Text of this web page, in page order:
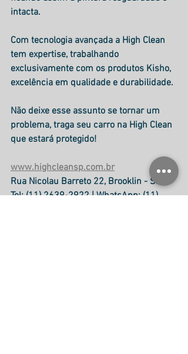
intacta.
Com tecnologia avançada a High Clean
tem expertise, trabalhando
exclusivamente com os produtos Kisho,
excelência em qualidade e durabilidade.
Não deixe esse assunto se tornar um
problema, traga seu carro na High Clean
que estará protegido!
www.highcleansp.com.br
Rua Nicolau Barreto 22, Brooklin - SP
Tel: (11) 2639-2922 | WhatsApp: (11)